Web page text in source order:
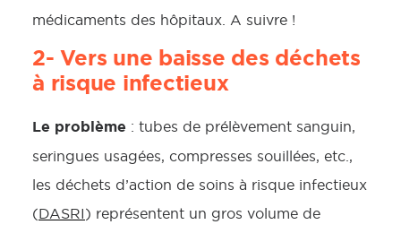
médicaments des hôpitaux. A suivre !
2- Vers une baisse des déchets
à risque infectieux
Le problème : tubes de prélèvement sanguin,
seringues usagées, compresses souillées, etc.,
les déchets d’action de soins à risque infectieux
(DASRI) représentent un gros volume de